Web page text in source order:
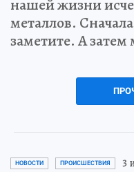
нашей жизни
металлов.
заметите. А
НОВОСТИ ПРОИСШЕСТВИЯ 3